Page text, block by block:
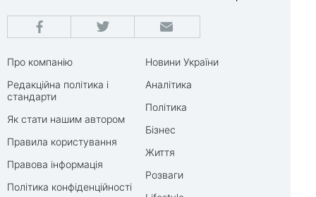
Про компанію
Редакційна політика і
стандарти
Як стати нашим автором
Правила користування
Правова інформація
Політика конфіденційності
Новини України
Аналітика
Політика
Бізнес
Життя
Розваги